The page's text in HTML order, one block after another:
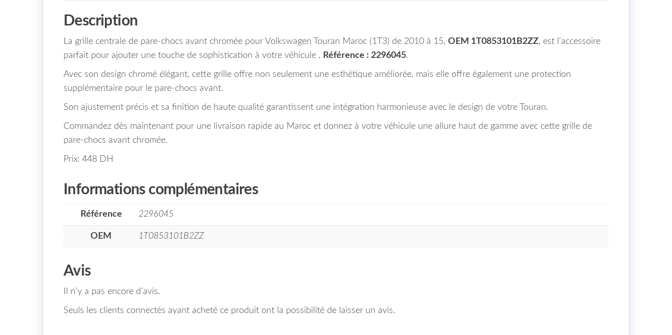
Description
La grille centrale de pare-chocs avant chromée pour Volkswagen Touran Maroc (1T3) de 2010 à 15, OEM 1T0853101B2ZZ, est l’accessoire
parfait pour ajouter une touche de sophistication à votre véhicule , Référence : 2296045.
Avec son design chromé élégant, cette grille offre non seulement une esthétique améliorée, mais elle offre également une protection
supplémentaire pour le pare-chocs avant.
Son ajustement précis et sa finition de haute qualité garantissent une intégration harmonieuse avec le design de votre Touran.
Commandez dès maintenant pour une livraison rapide au Maroc et donnez à votre véhicule une allure haut de gamme avec cette grille de
pare-chocs avant chromée.
Prix: 448 DH
Informations complémentaires
Référence 2296045
OEM 1T0853101B2ZZ
Avis
Il n’y a pas encore d’avis.
Seuls les clients connectés ayant acheté ce produit ont la possibilité de laisser un avis.